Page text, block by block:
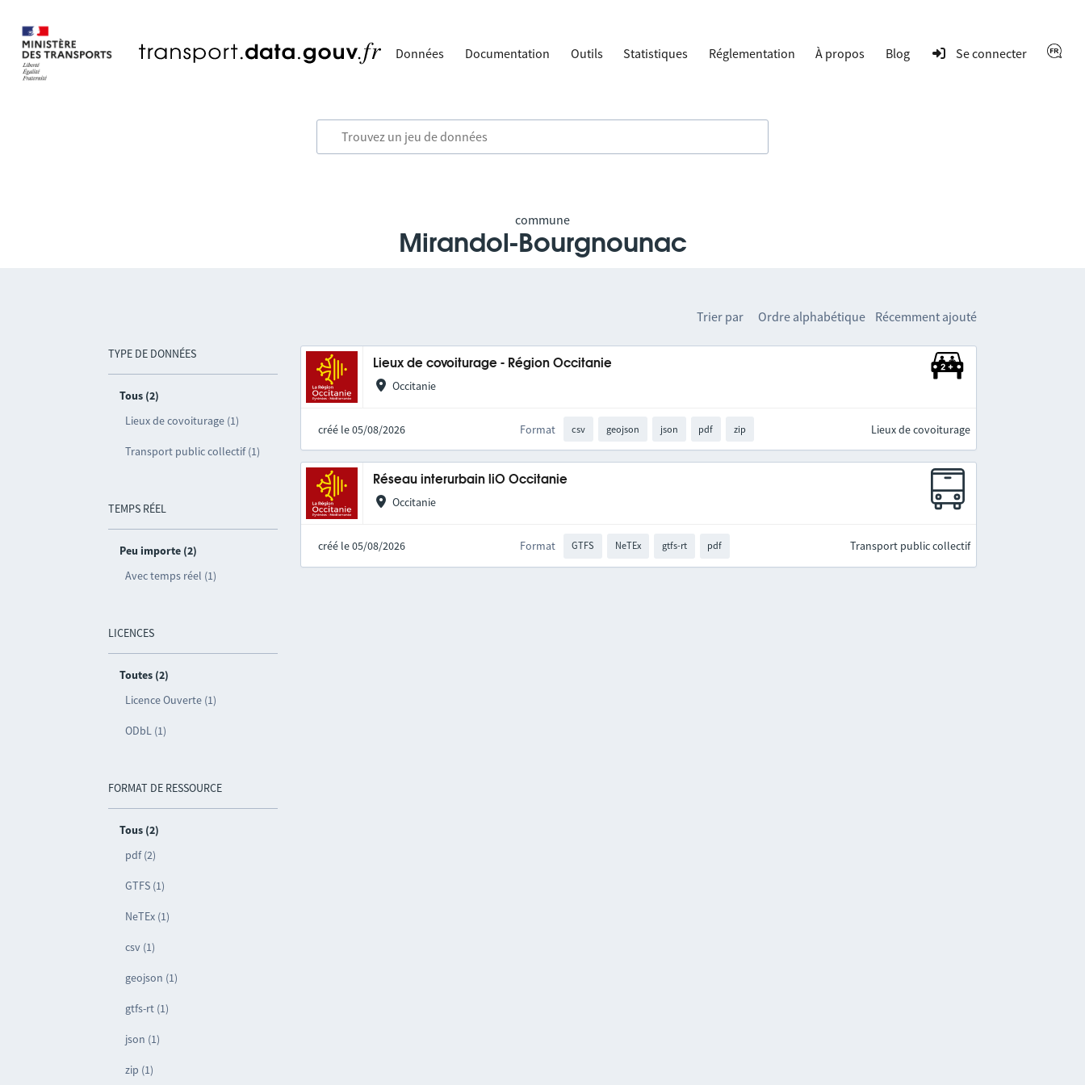
Données Documentation Outils Statistiques Réglementation À propos Blog Se connecter
commune
Mirandol-Bourgnounac
TYPE DE DONNÉES
Tous (2)
Lieux de covoiturage (1)
Transport public collectif (1)
TEMPS RÉEL
Peu importe (2)
Avec temps réel (1)
LICENCES
Toutes (2)
Licence Ouverte (1)
ODbL (1)
FORMAT DE RESSOURCE
Tous (2)
pdf (2)
GTFS (1)
NeTEx (1)
csv (1)
geojson (1)
gtfs-rt (1)
json (1)
zip (1)
Trier par Ordre alphabétique Récemment ajouté
Lieux de covoiturage - Région Occitanie
Occitanie
créé le 05/08/2026 Format csv geojson json pdf zip Lieux de covoiturage
Réseau interurbain liO Occitanie
Occitanie
créé le 05/08/2026 Format GTFS NeTEx gtfs-rt pdf Transport public collectif